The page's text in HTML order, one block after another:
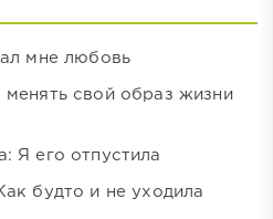
мне любовь
свой образ жизни
Я его отпустила
будто и не уходила